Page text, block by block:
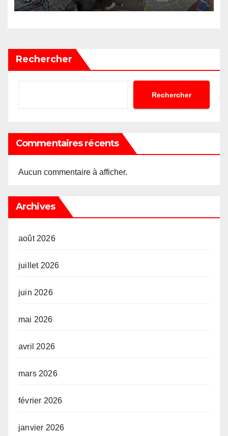
une expansion annoncée
Rechercher
Rechercher
Commentaires récents
Aucun commentaire à afficher.
Archives
août 2026
juillet 2026
juin 2026
mai 2026
avril 2026
mars 2026
février 2026
janvier 2026